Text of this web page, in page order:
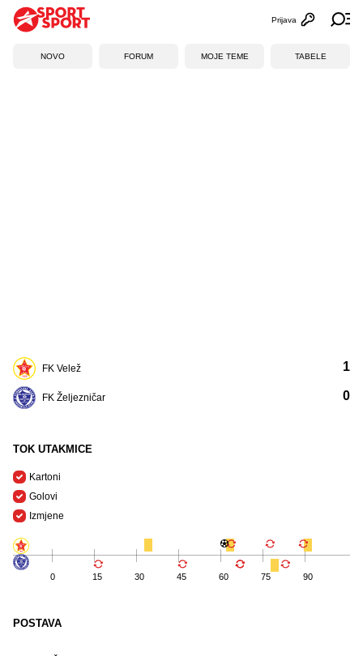
Otvori
Prijava
NOVO FORUM MOJE TEME TABELE
FK Velež
FK Željezničar
1
0
TOK UTAKMICE
Kartoni
Golovi
Izmjene
0 15 30 45 60 75 90
POSTAVA